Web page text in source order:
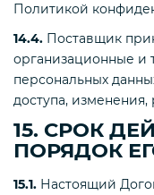
Политикой
14.4. Поставщик
организационные и
персональных
доступа,
15. СРОК
ПОРЯДОК
15.1. Настоящий